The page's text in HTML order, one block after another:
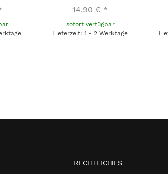
14,90 € *
sofort verfügbar
Lieferzeit: 1 - 2 Werktage
RECHTLICHES